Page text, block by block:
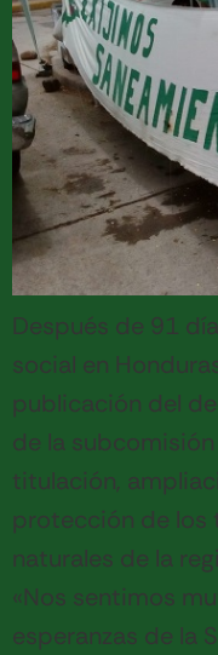
Después de 91
social en
publicación del
de la
titulación,
protección de los
naturales de la
«Nos sentimos
esperanzas de la